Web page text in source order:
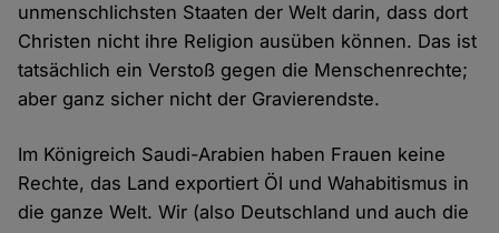
unmenschlichsten Staaten der Welt darin, dass dort
Christen nicht ihre Religion ausüben können. Das ist
tatsächlich ein Verstoß gegen die Menschenrechte;
aber ganz sicher nicht der Gravierendste.
Im Königreich Saudi-Arabien haben Frauen keine
Rechte, das Land exportiert Öl und Wahabitismus in
die ganze Welt. Wir (also Deutschland und auch die